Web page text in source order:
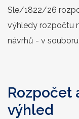
Sle/1822/26
výhledy rozpočtu
návrhů - v
Rozpočet
výhled